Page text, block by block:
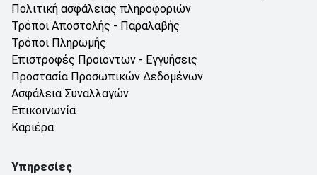
Πολιτική ασφάλειας πληροφοριών
Τρόποι Αποστολής - Παραλαβής
Τρόποι Πληρωμής
Επιστροφές Προιοντων - Εγγυήσεις
Προστασία Προσωπικών Δεδομένων
Ασφάλεια Συναλλαγών
Επικοινωνία
Καριέρα
Υπηρεσίες